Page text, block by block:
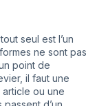
seul est l’un
ne sont pas
point de
il faut une
article ou une